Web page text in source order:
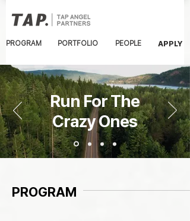
PROGRAM PORTFOLIO PEOPLE APPLY
Run For The
Crazy Ones
PROGRAM